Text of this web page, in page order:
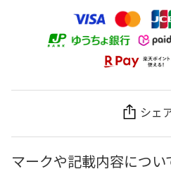
シェ
マークや記載内容につい